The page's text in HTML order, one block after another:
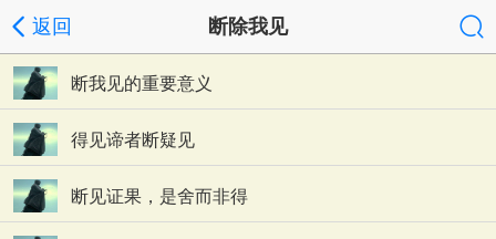
返回 断除我见
断我见的重要意义
得见谛者断疑见
断见证果，是舍而非得